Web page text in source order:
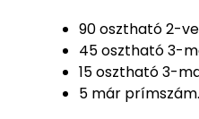
90 osztható 2-
45 osztható 3-
15 osztható 3-
5 már prímszám.